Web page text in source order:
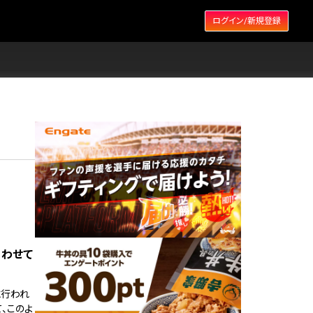
ログイン/新規登録
せて
行われ
このよ